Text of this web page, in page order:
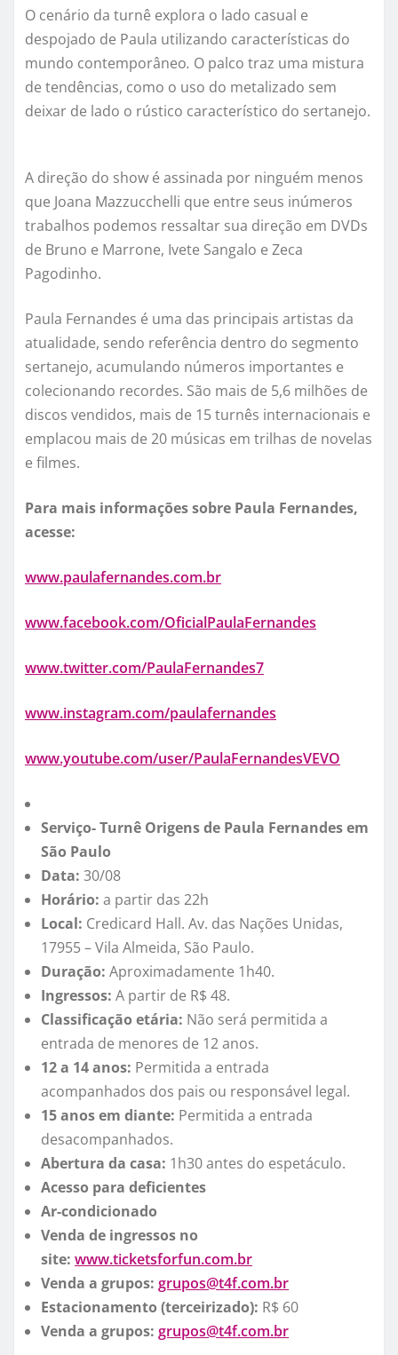
O cenário da turnê explora o lado casual e
despojado de Paula utilizando características do
mundo contemporâneo. O palco traz uma mistura
de tendências, como o uso do metalizado sem
deixar de lado o rústico característico do sertanejo.
A direção do show é assinada por ninguém menos
que Joana Mazzucchelli que entre seus inúmeros
trabalhos podemos ressaltar sua direção em DVDs
de Bruno e Marrone, Ivete Sangalo e Zeca
Pagodinho.
Paula Fernandes é uma das principais artistas da
atualidade, sendo referência dentro do segmento
sertanejo, acumulando números importantes e
colecionando recordes. São mais de 5,6 milhões de
discos vendidos, mais de 15 turnês internacionais e
emplacou mais de 20 músicas em trilhas de novelas
e filmes.
Para mais informações sobre Paula Fernandes,
acesse:
www.paulafernandes.com.br
www.facebook.com/OficialPaulaFernandes
www.twitter.com/PaulaFernandes7
www.instagram.com/paulafernandes
www.youtube.com/user/PaulaFernandesVEVO
Serviço- Turnê Origens de Paula Fernandes em
São Paulo
Data: 30/08
Horário: a partir das 22h
Local: Credicard Hall. Av. das Nações Unidas,
17955 – Vila Almeida, São Paulo.
Duração: Aproximadamente 1h40.
Ingressos: A partir de R$ 48.
Classificação etária: Não será permitida a
entrada de menores de 12 anos.
12 a 14 anos: Permitida a entrada
acompanhados dos pais ou responsável legal.
15 anos em diante: Permitida a entrada
desacompanhados.
Abertura da casa: 1h30 antes do espetáculo.
Acesso para deficientes
Ar-condicionado
Venda de ingressos no
site: www.ticketsforfun.com.br
Venda a grupos: grupos@t4f.com.br
Estacionamento (terceirizado): R$ 60
Venda a grupos: grupos@t4f.com.br